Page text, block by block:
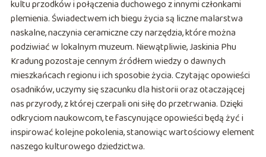
kultu przodków i połączenia duchowego z innymi członkami
plemienia. Świadectwem ich biegu życia są liczne malarstwa
naskalne, naczynia ceramiczne czy narzędzia, które można
podziwiać w lokalnym muzeum. Niewątpliwie, Jaskinia Phu
Kradung pozostaje cennym źródłem wiedzy o dawnych
mieszkańcach regionu i ich sposobie życia. Czytając opowieści
osadników, uczymy się szacunku dla historii oraz otaczającej
nas przyrody, z której czerpali oni siłę do przetrwania. Dzięki
odkryciom naukowcom, te fascynujące opowieści będą żyć i
inspirować kolejne pokolenia, stanowiąc wartościowy element
naszego kulturowego dziedzictwa.